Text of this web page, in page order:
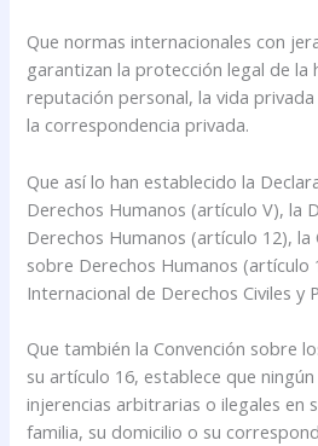
Que normas internacionales con
garantizan la protección legal de la
reputación personal, la vida
la correspondencia privada.
Que así lo han establecido la
Derechos Humanos (artículo V), la
Derechos Humanos (artículo 12), la
sobre Derechos Humanos (artículo
Internacional de Derechos Civiles y
Que también la Convención sobre
su artículo 16, establece que
injerencias arbitrarias o ilegales en
familia, su domicilio o su